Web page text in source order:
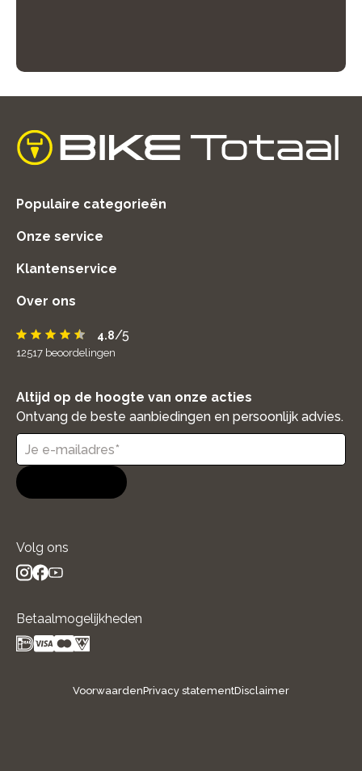
home
Populaire categorieën
Onze service
Klantenservice
Over ons
4.8/5
12517 beoordelingen
Altijd op de hoogte van onze acties
Ontvang de beste aanbiedingen en persoonlijk advies.
Volg ons
Betaalmogelijkheden
VoorwaardenPrivacy statementDisclaimer